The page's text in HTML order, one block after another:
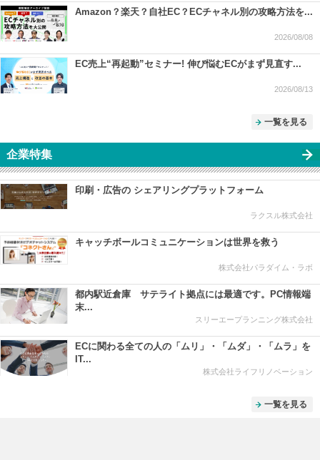
Amazon？楽天？自社EC？ECチャネル別の攻略方法を...
2026/08/08
EC売上“再起動”セミナー! 伸び悩むECがまず見直す...
2026/08/13
一覧を見る
企業特集
印刷・広告の シェアリングプラットフォーム
ラクスル株式会社
キャッチボールコミュニケーションは世界を救う
株式会社パラダイム・ラボ
都内駅近倉庫 サテライト拠点には最適です。PC情報端
末...
スリーエープランニング株式会社
ECに関わる全ての人の「ムリ」・「ムダ」・「ムラ」を
IT...
株式会社ライフリノベーション
一覧を見る